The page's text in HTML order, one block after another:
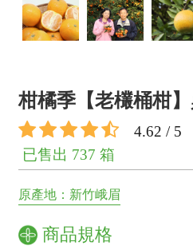
柑橘季【老欉桶柑
4.62 / 5
已售出 737 箱
原產地：新竹峨眉
商品規格